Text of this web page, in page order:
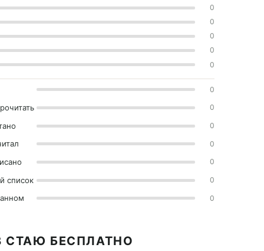
0
0
0
0
0
0
0
0
0
0
список 0
0
СТАЮ БЕСПЛАТНО